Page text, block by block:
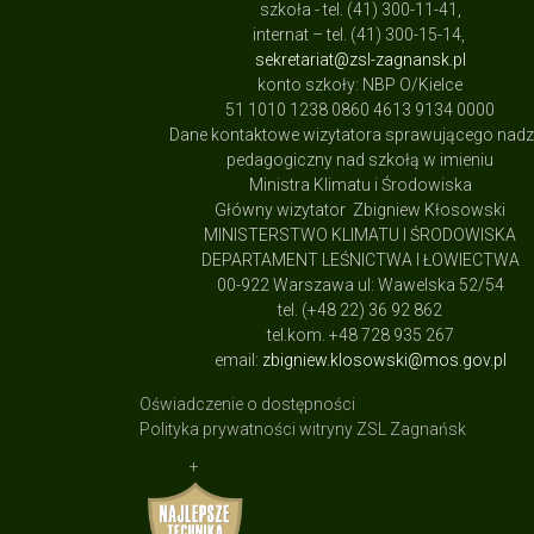
szkoła - tel. (41) 300-11-41,
internat – tel. (41) 300-15-14,
sekretariat@zsl-zagnansk.pl
konto szkoły: NBP O/Kielce
51 1010 1238 0860 4613 9134 0000
Dane kontaktowe wizytatora sprawującego
pedagogiczny nad szkołą w imieniu
Ministra Klimatu i Środowiska
Główny wizytator Zbigniew Kłosowski
MINISTERSTWO KLIMATU I ŚRODOWISKA
DEPARTAMENT LEŚNICTWA I ŁOWIECTWA
00-922 Warszawa ul: Wawelska 52/54
tel. (+48 22) 36 92 862
tel.kom. +48 728 935 267
email: zbigniew.klosowski@mos.gov.pl
Oświadczenie o dostępności
Polityka prywatności witryny ZSL Zagnańsk
+